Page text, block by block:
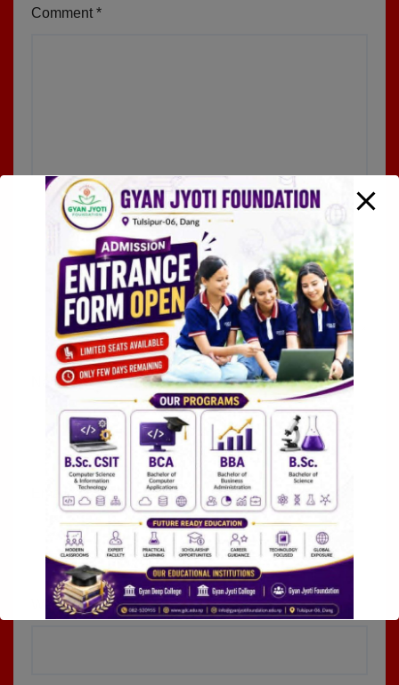
Comment *
Name*
Email*
Website